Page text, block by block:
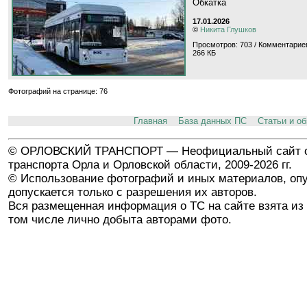
Обкатка
17.01.2026
© Никита Глушков
Просмотров: 703 /
266 КБ
Фотографий на странице: 76
Главная База данных ПС Статьи и
© ОРЛОВСКИЙ ТРАНСПОРТ — Неофициальный сайт
транспорта Орла и Орловской области, 2009-2026 гг.
© Использование фотографий и иных материалов,
допускается только с разрешения их авторов.
Вся размещенная информация о ТС на сайте взята из
том числе лично добыта авторами фото.